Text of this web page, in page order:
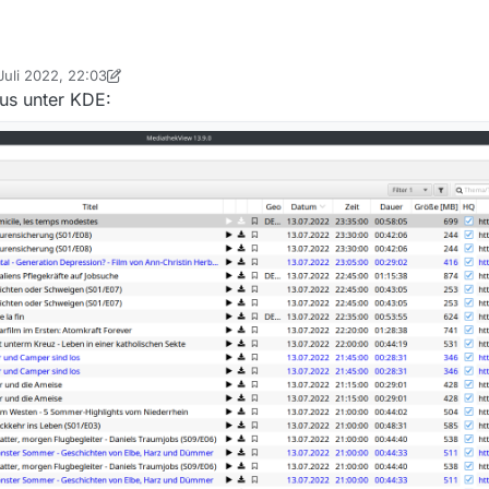
(64-bit)
6300U CPU @ 2.40GHz
Graphics 520
2022, 22:03
DerReisende77
unter KDE: